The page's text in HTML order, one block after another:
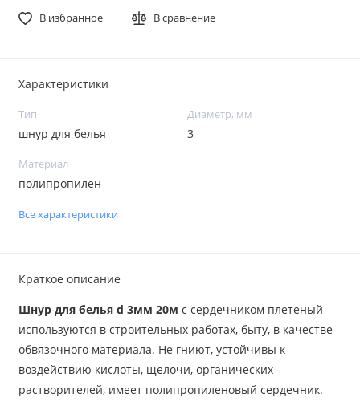
В избранное В сравнение
Характеристики
Тип
шнур для белья
Диаметр, мм
3
Материал
полипропилен
Все характеристики
Краткое описание
Шнур для белья d 3мм 20м с сердечником плетеный
используются в строительных работах, быту, в качестве
обвязочного материала. Не гниют, устойчивы к
воздействию кислоты, щелочи, органических
растворителей, имеет полипропиленовый сердечник.